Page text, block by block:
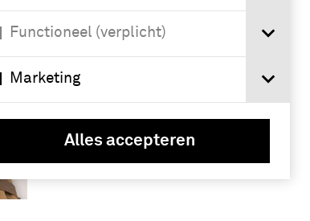
Functioneel (verplicht)
Marketing
Alles accepteren